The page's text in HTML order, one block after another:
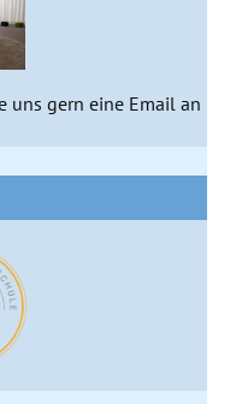
uns gern eine Email an